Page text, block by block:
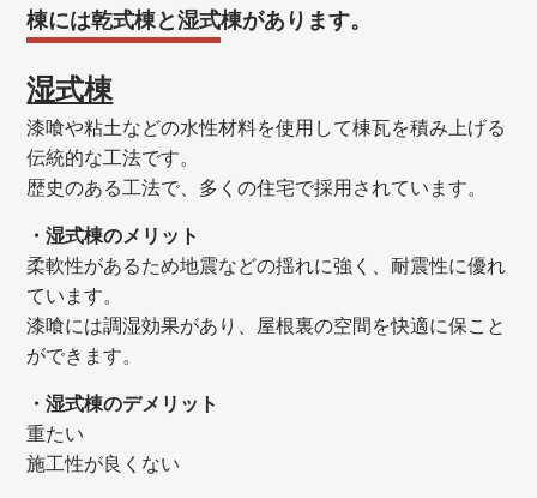
棟には乾式棟と湿式棟があります。
湿式棟
漆喰や粘土などの水性材料を使用して棟瓦を積み上げる
伝統的な工法です。
歴史のある工法で、多くの住宅で採用されています。
・湿式棟のメリット
柔軟性があるため地震などの揺れに強く、耐震性に優れ
ています。
漆喰には調湿効果があり、屋根裏の空間を快適に保こと
ができます。
・湿式棟のデメリット
重たい
施工性が良くない